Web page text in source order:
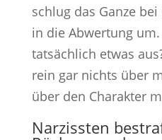
schlug das Ganze
in die Abwertung
tatsächlich etwas
rein gar nichts über
über den Charakter
Narzissten